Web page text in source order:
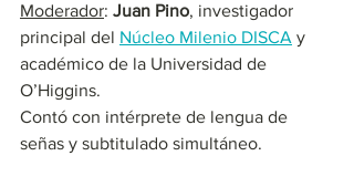
Moderador: Juan Pino, investigador
principal del Núcleo Milenio DISCA y
académico de la Universidad de
O’Higgins.
Contó con intérprete de lengua de
señas y subtitulado simultáneo.